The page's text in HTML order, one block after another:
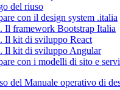
del riuso
con il design system .italia
Il framework Bootstrap Italia
Il kit di sviluppo React
Il kit di sviluppo Angular
con i modelli di sito e
del Manuale operativo di